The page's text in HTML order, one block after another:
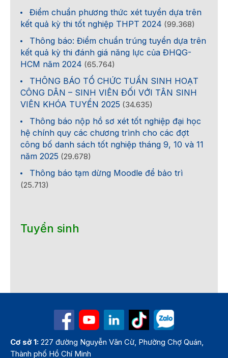
Điểm chuẩn phương thức xét tuyển dựa trên
kết quả kỳ thi tốt nghiệp THPT 2024 (99.368)
Thông báo: Điểm chuẩn trúng tuyển dựa trên
kết quả kỳ thi đánh giá năng lực của ĐHQG-
HCM năm 2024 (65.764)
THÔNG BÁO TỔ CHỨC TUẦN SINH HOẠT
CÔNG DÂN – SINH VIÊN ĐỐI VỚI TÂN SINH
VIÊN KHÓA TUYỂN 2025 (34.635)
Thông báo nộp hồ sơ xét tốt nghiệp đại học
hệ chính quy các chương trình cho các đợt
công bố danh sách tốt nghiệp tháng 9, 10 và 11
năm 2025 (29.678)
Thông báo tạm dừng Moodle để bảo trì
(25.713)
Tuyển sinh
Cơ sở 1: 227 đường Nguyễn Văn Cừ, Phường Chợ Quán,
Thành phố Hồ Chí Minh